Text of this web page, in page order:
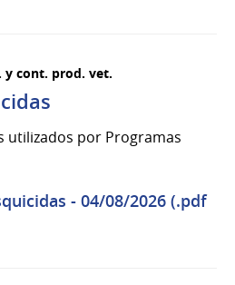
y cont. prod. vet.
utilizados por Programas
- 04/08/2026 (.pdf